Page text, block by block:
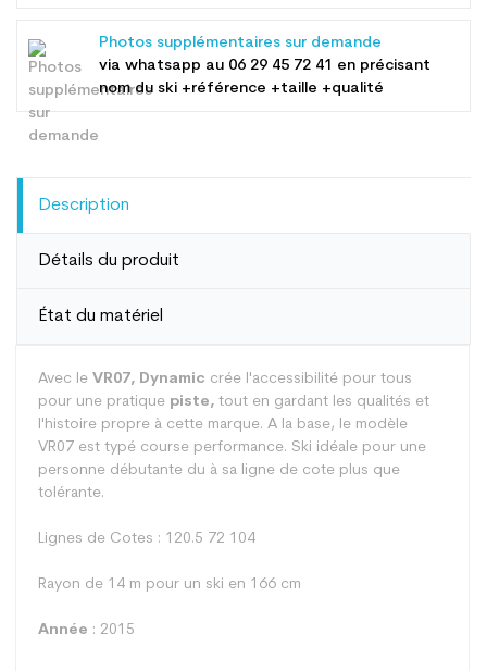
Photos supplémentaires sur demande
via whatsapp au 06 29 45 72 41 en précisant
nom du ski +référence +taille +qualité
Description
Détails du produit
État du matériel
Avec le VR07, Dynamic crée l'accessibilité pour tous
pour une pratique piste, tout en gardant les qualités et
l'histoire propre à cette marque. A la base, le modèle
VR07 est typé course performance. Ski idéale pour une
personne débutante du à sa ligne de cote plus que
tolérante.
Lignes de Cotes : 120.5 72 104
Rayon de 14 m pour un ski en 166 cm
Année : 2015